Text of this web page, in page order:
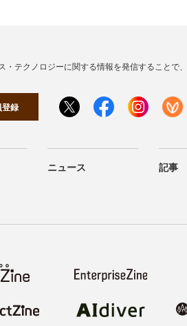
・テクノロジーに関する情報を発信することで
録
ニュース 記事